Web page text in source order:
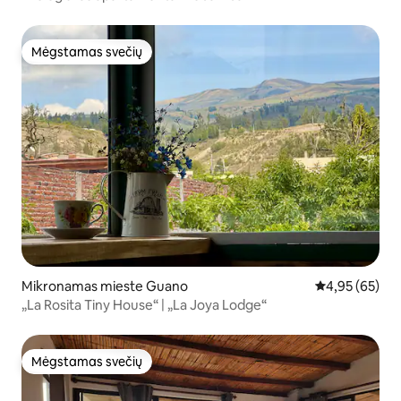
Mėgstamas svečių
Mėgstamas svečių
Mikronamas mieste Guano Vidutinis
4,95 (65)
„La Rosita Tiny House“ | „La Joya Lodge“
Mėgstamas svečių
Mėgstamas svečių